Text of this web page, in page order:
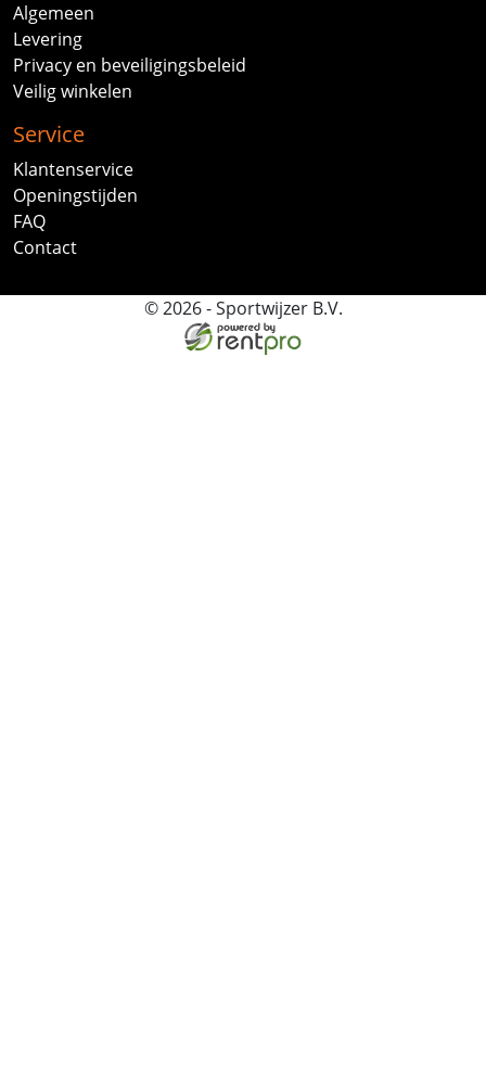
Algemeen
Levering
Privacy en beveiligingsbeleid
Veilig winkelen
Service
Klantenservice
Openingstijden
FAQ
Contact
© 2026 - Sportwijzer B.V.